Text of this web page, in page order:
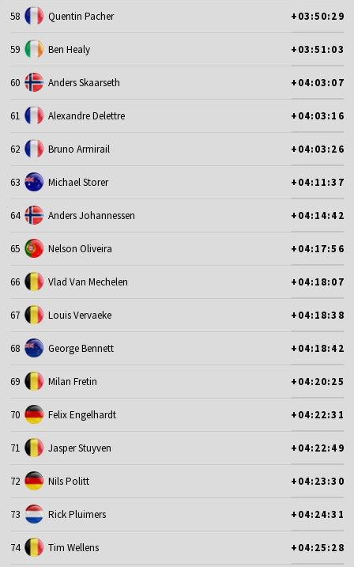
58 Quentin Pacher +03:50:29
59 Ben Healy +03:51:03
60 Anders Skaarseth +04:03:07
61 Alexandre Delettre +04:03:16
62 Bruno Armirail +04:03:26
63 Michael Storer +04:11:37
64 Anders Johannessen +04:14:42
65 Nelson Oliveira +04:17:56
66 Vlad Van Mechelen +04:18:07
67 Louis Vervaeke +04:18:38
68 George Bennett +04:18:42
69 Milan Fretin +04:20:25
70 Felix Engelhardt +04:22:31
71 Jasper Stuyven +04:22:49
72 Nils Politt +04:23:30
73 Rick Pluimers +04:24:31
74 Tim Wellens +04:25:28